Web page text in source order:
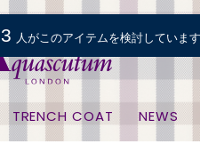
TRENCH COAT NEWS
3 人がこのアイテムを検討しています